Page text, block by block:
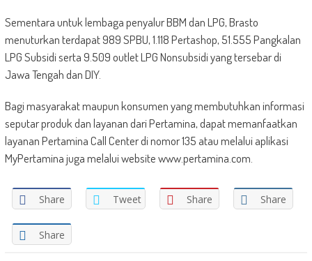
Sementara untuk lembaga penyalur BBM dan LPG, Brasto
menuturkan terdapat 989 SPBU, 1.118 Pertashop, 51.555 Pangkalan
LPG Subsidi serta 9.509 outlet LPG Nonsubsidi yang tersebar di
Jawa Tengah dan DIY.
Bagi masyarakat maupun konsumen yang membutuhkan informasi
seputar produk dan layanan dari Pertamina, dapat memanfaatkan
layanan Pertamina Call Center di nomor 135 atau melalui aplikasi
MyPertamina juga melalui website www.pertamina.com.
Share Tweet Share Share
Share